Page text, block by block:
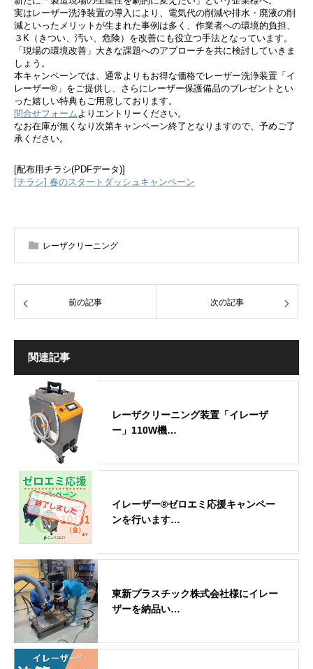
実はレーザー洗浄装置の導入により、電気代の削減や排水・廃液の削
減といったメリットが生まれた事例は多く、作業者への環境的負担、
３K（きつい、汚い、危険）を改善にも役立つ手法となっています。
「現場の環境改善」大きな課題へのアプローチを共に検討していきま
しょう。
本キャンペーンでは、通常よりもお得な価格でレーザー洗浄装置「イ
レーザー®」をご提供し、さらにレーザー保護備品のプレゼントとい
った嬉しい特典もご用意しております。
問合せフォームよりエントリーください。
なお在庫が無くなり次第キャンペーン終了となりますので、予めご了
承ください。
[配布用チラシ(PDFデータ)]
[チラシ] 春のスタートダッシュキャンペーン
レーザクリーニング
前の記事 次の記事
関連記事
レーザクリーニング装置「イレーザ
ー」110W機…
イレーザー®ゼロエミ応援キャンペー
ンを行います…
東新プラスチック株式会社様にイレー
ザーを納品い…